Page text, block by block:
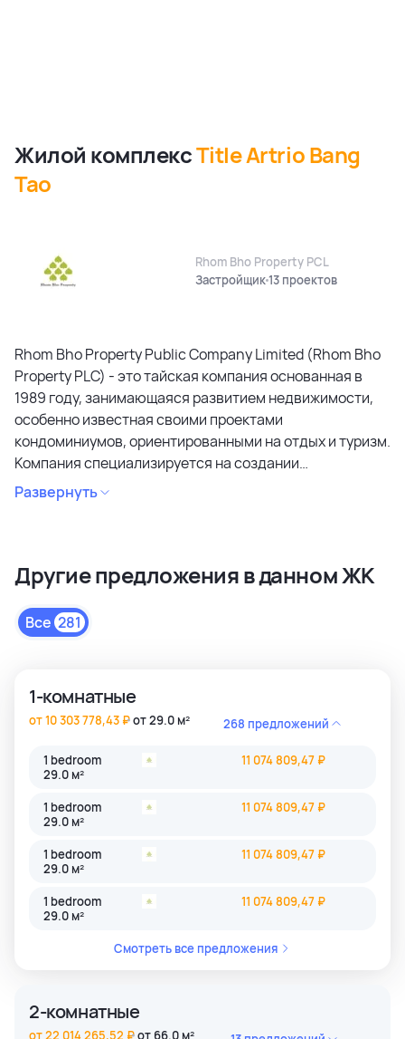
Жилой комплексTitle Artrio Bang
Tao
Rhom Bho Property PCL
Застройщик13 проектов
Rhom Bho Property Public Company Limited (Rhom Bho
Property PLC) - это тайская компания основанная в
1989 году, занимающаяся развитием недвижимости,
особенно известная своими проектами
кондоминиумов, ориентированными на отдых и туризм.
Компания специализируется на создании
кондоминиумов в привлекательных районах, уделяя
особое внимание дизайну, качеству строительства и
коммерческих объектах и жилой недвижимости
высокого качества в сегментах недвижимости
премиального и среднего класса. Среди районов
застройки как престижные комьюнити Бангкока, так и
Развернуть
Другие предложения в данном ЖК
Все 281
1-комнатные
от 29.0 м²
от 10 303 778,43 ₽ 268 предложений
1 bedroom
29.0 м²
11 074 809,47 ₽
1 bedroom
29.0 м²
11 074 809,47 ₽
1 bedroom
29.0 м²
11 074 809,47 ₽
1 bedroom
29.0 м²
11 074 809,47 ₽
Смотреть все предложения
2-комнатные
от 66.0 м²
от 22 014 265,52 ₽